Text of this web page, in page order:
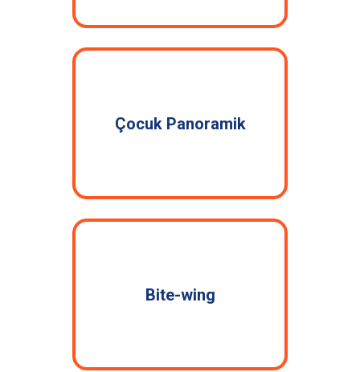
Çocuk Panoramik
Bite-wing